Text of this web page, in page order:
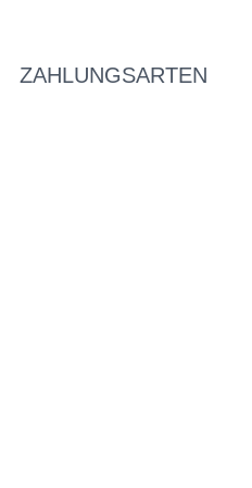
ZAHLUNGSARTEN